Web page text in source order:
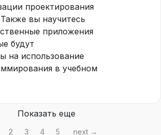
проектирования
вы научитесь
приложения
будут
на использование
в учебном
Показать еще
2 3 4 5 next →